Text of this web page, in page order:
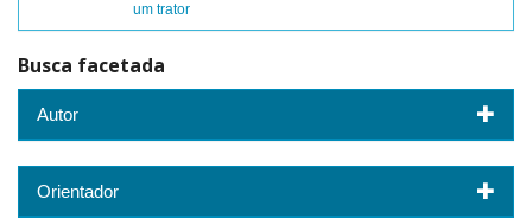
um trator
Busca facetada
Autor
Orientador